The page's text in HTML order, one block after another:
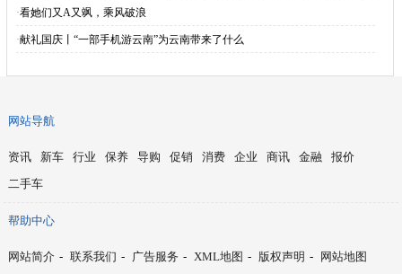
·看她们又A又飒，乘风破浪
·献礼国庆丨“一部手机游云南”为云南带来了什么
网站导航
资讯 新车 行业 保养 导购 促销 消费 企业 商讯 金融
报价
二手车
帮助中心
网站简介 - 联系我们 - 广告服务 - XML地图 - 版权声明 - 网站地图